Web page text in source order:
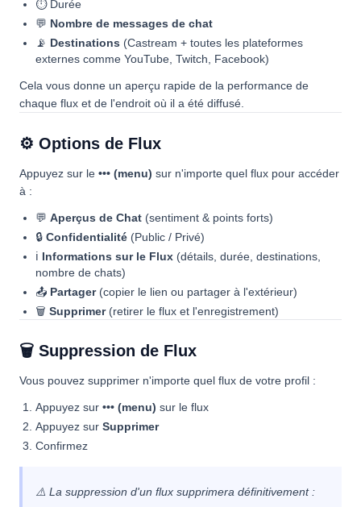
⏱ Durée
💬 Nombre de messages de chat
📡 Destinations (Castream + toutes les plateformes
externes comme YouTube, Twitch, Facebook)
Cela vous donne un aperçu rapide de la performance de
chaque flux et de l'endroit où il a été diffusé.
⚙️ Options de Flux
Appuyez sur le ••• (menu) sur n'importe quel flux pour accéder
à :
💬 Aperçus de Chat (sentiment & points forts)
🔒 Confidentialité (Public / Privé)
ℹ️ Informations sur le Flux (détails, durée, destinations,
nombre de chats)
📤 Partager(copier le lien ou partager à l'extérieur)
🗑 Supprimer(retirer le flux et l'enregistrement)
🗑 Suppression de Flux
Vous pouvez supprimer n'importe quel flux de votre profil :
Appuyez sur ••• (menu) sur le flux
Appuyez sur Supprimer
Confirmez
⚠️ La suppression d'un flux supprimera définitivement :